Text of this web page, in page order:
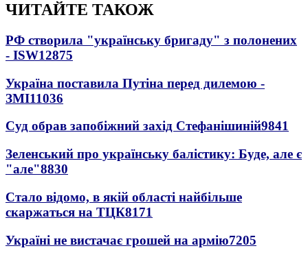
ЧИТАЙТЕ ТАКОЖ
РФ створила "українську бригаду" з полонених
- ISW12875
Україна поставила Путіна перед дилемою -
ЗМІ11036
Суд обрав запобіжний захід Стефанішиній9841
Зеленський про українську балістику: Буде, але є
"але"8830
Стало відомо, в якій області найбільше
скаржаться на ТЦК8171
Україні не вистачає грошей на армію7205